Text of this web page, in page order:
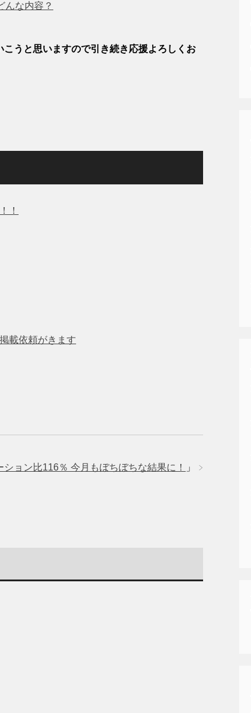
んな内容？
うと思いますので引き続き応援よろしくお
！
載依頼がきます
ョン比116％ 今月もぼちぼちな結果に！ 」